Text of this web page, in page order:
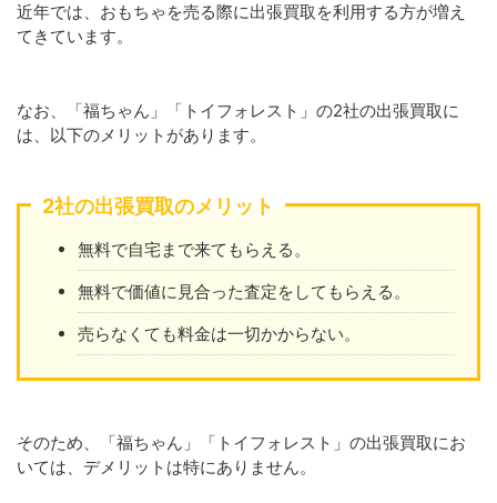
近年では、おもちゃを売る際に出張買取を利用する方が増え
てきています。
なお、「福ちゃん」「トイフォレスト」の2社の出張買取に
は、以下のメリットがあります。
2社の出張買取のメリット
無料で自宅まで来てもらえる。
無料で価値に見合った査定をしてもらえる。
売らなくても料金は一切かからない。
そのため、「福ちゃん」「トイフォレスト」の出張買取にお
いては、デメリットは特にありません。